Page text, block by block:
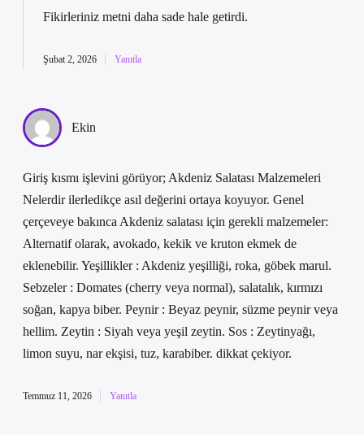
Fikirleriniz metni daha sade hale getirdi.
Şubat 2, 2026 Yanıtla
Ekin
Giriş kısmı işlevini görüyor; Akdeniz Salatası Malzemeleri
Nelerdir ilerledikçe asıl değerini ortaya koyuyor. Genel
çerçeveye bakınca Akdeniz salatası için gerekli malzemeler:
Alternatif olarak, avokado, kekik ve kruton ekmek de
eklenebilir. Yeşillikler : Akdeniz yeşilliği, roka, göbek marul.
Sebzeler : Domates (cherry veya normal), salatalık, kırmızı
soğan, kapya biber. Peynir : Beyaz peynir, süzme peynir veya
hellim. Zeytin : Siyah veya yeşil zeytin. Sos : Zeytinyağı,
limon suyu, nar ekşisi, tuz, karabiber. dikkat çekiyor.
Temmuz 11, 2026 Yanıtla